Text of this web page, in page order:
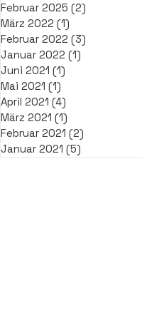
Februar 2025 (2)
März 2022 (1)
Februar 2022 (3)
Januar 2022 (1)
Juni 2021 (1)
Mai 2021 (1)
April 2021 (4)
März 2021 (1)
Februar 2021 (2)
Januar 2021 (5)